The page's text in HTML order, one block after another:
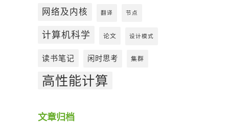
网络及内核 翻译 节点
计算机科学 论文 设计模式
读书笔记 闲时思考 集群
高性能计算
文章归档